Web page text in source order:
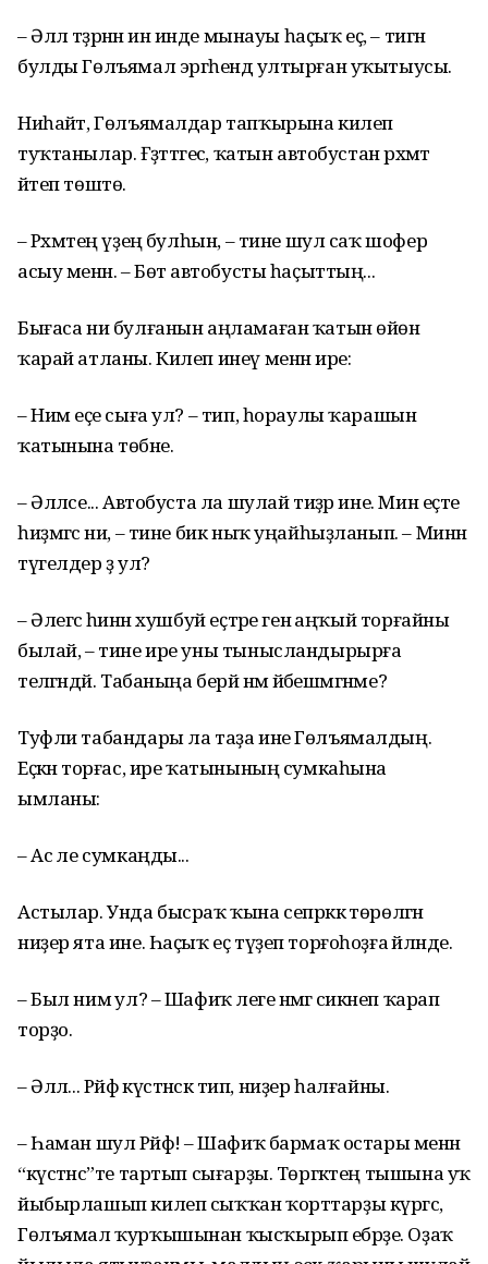
– Әллә тәҙрәнән инә инде мынауы һаҫыҡ еҫ, – тигән
булды Гөлъямал эргәһендә ултырған уҡытыусы.
Ниһайәт, Гөлъямалдар тапҡырына килеп
туҡтанылар. Ғәҙәттәгесә, ҡатын автобустан рәхмәт
әйтеп төштө.
– Рәхмәтең үҙеңә булһын, – тине шул саҡ шофер
асыу менән. – Бөтә автобусты һаҫыттың...
Бығаса ни булғанын аңламаған ҡатын өйөнә
ҡарай атланы. Килеп инеү менән ире:
– Нимә еҫе сыға ул? – тип, һораулы ҡарашын
ҡатынына төбәне.
– Әлләсе... Автобуста ла шулай тиҙәр ине. Мин еҫте
һиҙмәгәс ни, – тине бик ныҡ уңайһыҙланып. – Минән
түгелдер ҙә ул?
– Әлегәсә һинән хушбуй еҫтәре генә аңҡый торғайны
былай, – тине ире уны тынысландырырға
теләгәндәй. Табаныңа берәй нәмә йәбешмәгәнме?
Туфли табандары ла таҙа ине Гөлъямалдың.
Еҫкәнә торғас, ире ҡатынының сумкаһына
ымланы:
– Ас әле сумкаңды...
Астылар. Унда бысраҡ ҡына сепрәккә төрөлгән
ниҙер ята ине. Һаҫыҡ еҫ түҙеп торғоһоҙға әйләнде.
– Был нимә ул? – Шафиҡ әлеге нәмәгә сикәнеп ҡарап
торҙо.
– Әллә... Рәйфә күстәнәскә тип, ниҙер һалғайны.
– Һаман шул Рәйфә! – Шафиҡ бармаҡ остары менән
“күстәнәс”те тартып сығарҙы. Төргәктең тышына уҡ
йыбырлашып килеп сыҡҡан ҡорттарҙы күргәс,
Гөлъямал ҡурҡышынан ҡысҡырып ебәрҙе. Оҙаҡ